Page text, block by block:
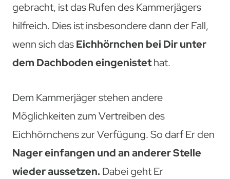
gebracht, ist das Rufen des Kammerjägers
hilfreich. Dies ist insbesondere dann der Fall,
wenn sich dasEichhörnchen bei Dir unter
dem Dachboden eingenistethat.
Dem Kammerjäger stehen andere
Möglichkeiten zum Vertreiben des
Eichhörnchens zur Verfügung. So darf Er den
Nager einfangen und an anderer Stelle
wieder aussetzen. Dabei geht Er